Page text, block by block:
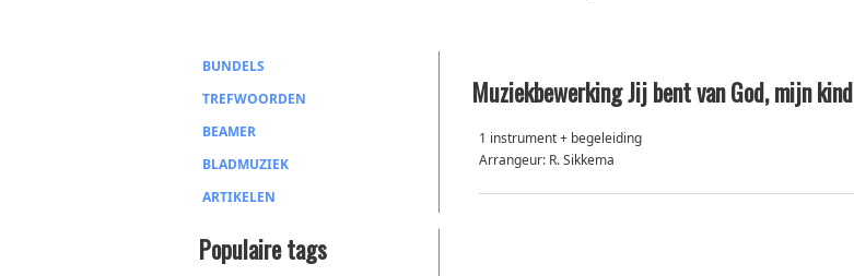
BUNDELS
TREFWOORDEN
BEAMER
BLADMUZIEK
ARTIKELEN
Populaire tags
Muziekbewerking Jij bent van God, mijn kind
1 instrument + begeleiding
Arrangeur: R. Sikkema